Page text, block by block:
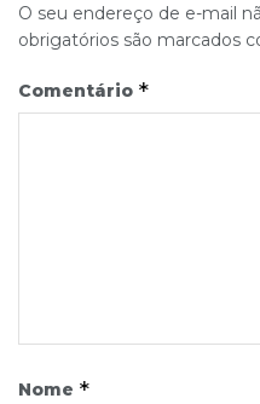
O seu endereço de e-mail
obrigatórios são marcados
Comentário *
Nome *